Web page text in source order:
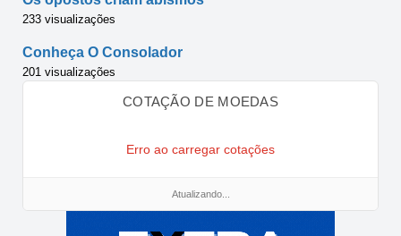
233 visualizações
Conheça O Consolador
201 visualizações
COTAÇÃO DE MOEDAS
Erro ao carregar cotações
Atualizando...